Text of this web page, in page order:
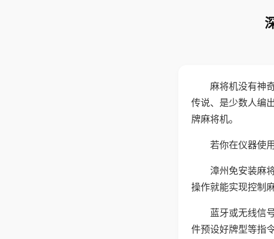
麻将机没有神
传说、是少数人编
牌麻将机。
若你在仪器使
漳州免安装麻
操作就能实现控制
蓝牙或无线信
件预设好牌型等指